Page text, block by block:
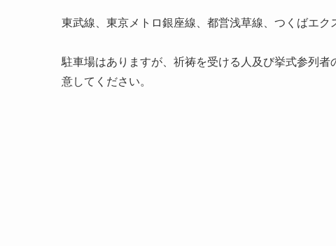
東武線、東京メトロ銀座線、都営浅草線、つくばエク
駐車場はありますが、祈祷を受ける人及び挙式参列
意してください。